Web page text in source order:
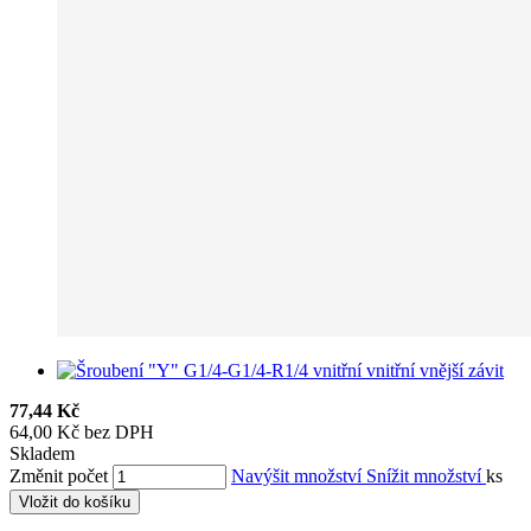
77,44 Kč
64,00 Kč bez DPH
Skladem
Změnit počet
Navýšit množství Snížit množstvíks
Vložit do košíku